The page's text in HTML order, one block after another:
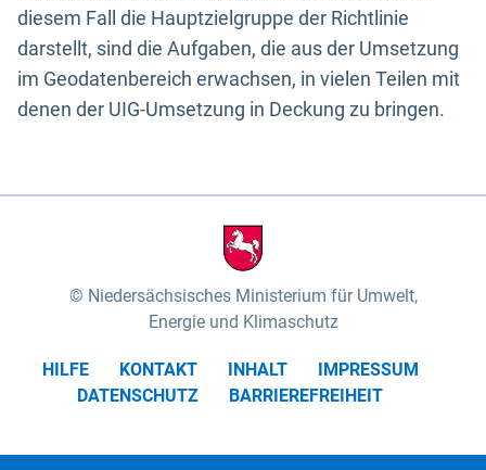
diesem Fall die Hauptzielgruppe der Richtlinie
darstellt, sind die Aufgaben, die aus der Umsetzung
im Geodatenbereich erwachsen, in vielen Teilen mit
denen der UIG-Umsetzung in Deckung zu bringen.
Niedersächsisches Ministerium für Umwelt,
Energie und Klimaschutz
HILFE KONTAKT INHALT
IMPRESSUM
DATENSCHUTZ
BARRIEREFREIHEIT